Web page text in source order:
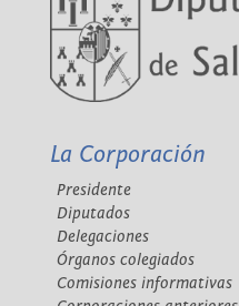
La Corporación
Presidente
Diputados
Delegaciones
Órganos colegiados
Comisiones informativas